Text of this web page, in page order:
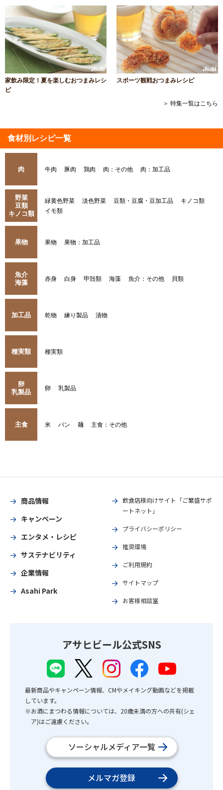
家飲み限定！夏を楽しむおつまみレシ
ピ
スポーツ観戦おつまみレシピ
＞ 特集一覧はこちら
食材別レシピ一覧
肉 牛肉 豚肉 鶏肉 肉：その他 肉：加工品
野菜
豆類
キノコ類
緑黄色野菜 淡色野菜 豆類・豆腐・豆加工品
キノコ類
イモ類
果物 果物 果物：加工品
魚介
海藻
赤身 白身 甲殻類 海藻 魚介：その他 貝類
加工品 乾物 練り製品 漬物
種実類 種実類
卵
乳製品
卵 乳製品
主食 米 パン 麺 主食：その他
商品情報
キャンペーン
エンタメ・レシピ
サステナビリティ
企業情報
Asahi Park
飲食店様向けサイト「ご繁盛サポ
ートネット」
プライバシーポリシー
推奨環境
ご利用規約
サイトマップ
お客様相談室
アサヒビール公式SNS
最新商品やキャンペーン情報、CMやメイキング動画などを掲載
しています。
※お酒にまつわる情報については、20歳未満の方への共有(シェ
ア)はご遠慮ください。
ソーシャルメディア一覧
メルマガ登録